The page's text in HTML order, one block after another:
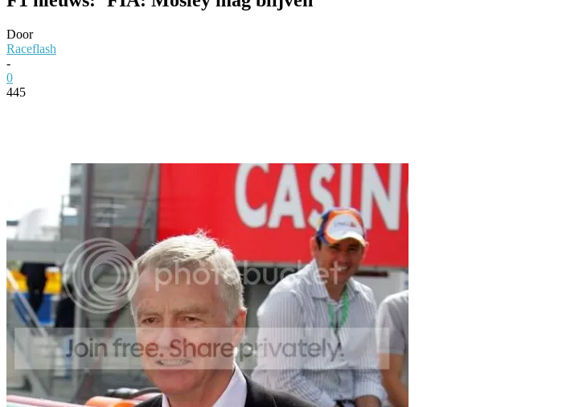
Door
Raceflash
-
0
445